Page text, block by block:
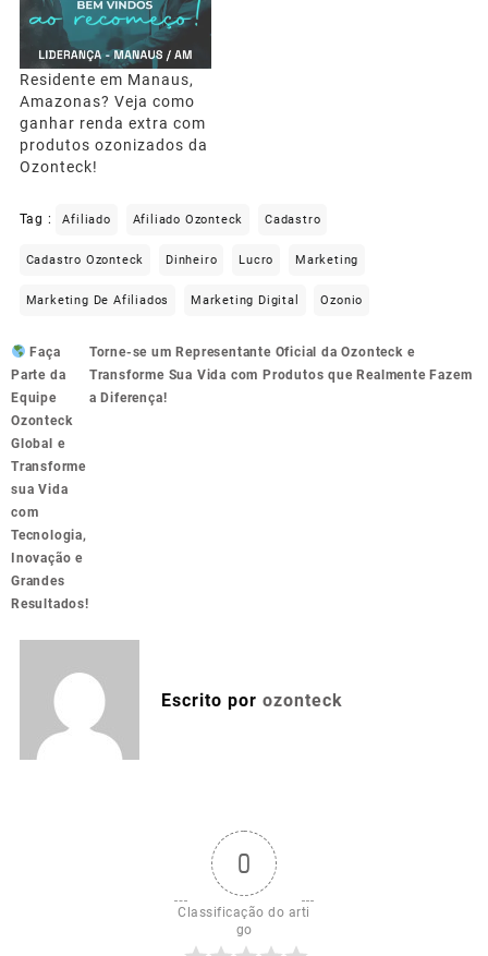
Residente em Manaus,
Amazonas? Veja como
ganhar renda extra com
produtos ozonizados da
Ozonteck!
Tag : Afiliado Afiliado Ozonteck Cadastro
Cadastro Ozonteck Dinheiro Lucro Marketing
Marketing De Afiliados Marketing Digital Ozonio
Navegação
de
Post
Faça
Parte da
Equipe
Ozonteck
Global e
Transforme
sua Vida
com
Tecnologia,
Inovação e
Grandes
Resultados!
Torne-se um Representante Oficial da Ozonteck e
Transforme Sua Vida com Produtos que Realmente Fazem
a Diferença!
Escrito por ozonteck
0
Classificação do arti
go